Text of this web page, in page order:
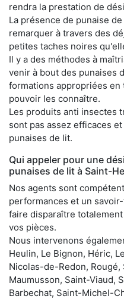
rendra la prestation de
La présence de punaise
remarquer à travers des
petites taches noires
Il y a des méthodes à
venir à bout des punaises
formations appropriées
pouvoir les connaître.
Les produits anti insectes
sont pas assez efficaces
punaises de lit.
Qui appeler pour une
punaises de lit à Saint-
Nos agents sont
performances et un
faire disparaître
vos pièces.
Nous intervenons
Heulin, Le Bignon, Héric,
Nicolas-de-Redon,
Maumusson, Saint-Viaud,
Barbechat, Saint-Michel-